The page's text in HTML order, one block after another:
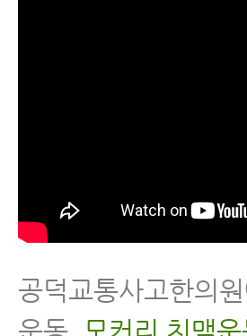
공덕교통사고한의